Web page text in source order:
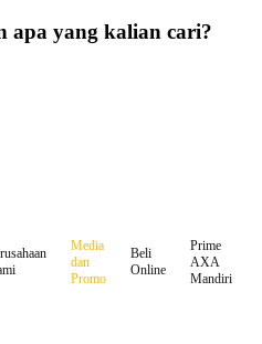
apa yang kalian cari?
Media
dan
Promo
Beli
Online
Prime
AXA
Mandiri